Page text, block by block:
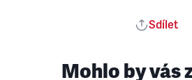
Sdílet
Mohlo by vás